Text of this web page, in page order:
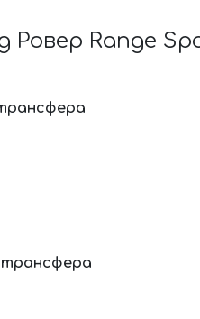
Range
трансфера